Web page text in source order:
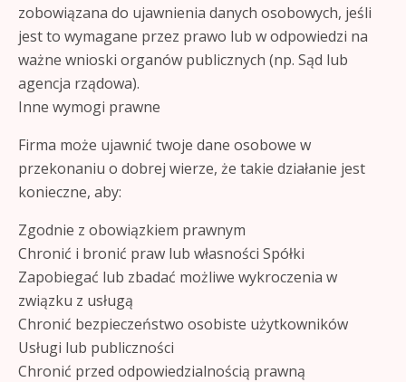
zobowiązana do ujawnienia danych osobowych, jeśli
jest to wymagane przez prawo lub w odpowiedzi na
ważne wnioski organów publicznych (np. Sąd lub
agencja rządowa).
Inne wymogi prawne
Firma może ujawnić twoje dane osobowe w
przekonaniu o dobrej wierze, że takie działanie jest
konieczne, aby:
Zgodnie z obowiązkiem prawnym
Chronić i bronić praw lub własności Spółki
Zapobiegać lub zbadać możliwe wykroczenia w
związku z usługą
Chronić bezpieczeństwo osobiste użytkowników
Usługi lub publiczności
Chronić przed odpowiedzialnością prawną